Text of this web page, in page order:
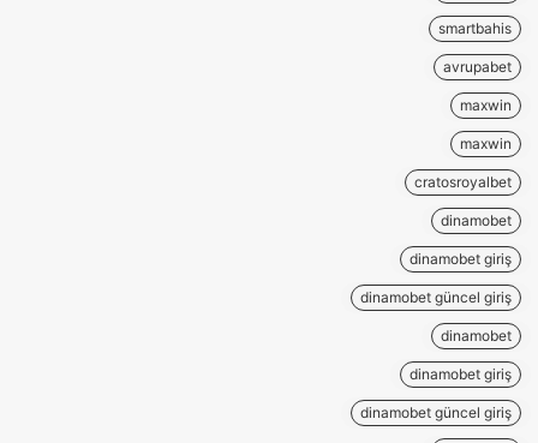
smartbahis
avrupabet
maxwin
maxwin
cratosroyalbet
dinamobet
dinamobet giriş
dinamobet güncel giriş
dinamobet
dinamobet giriş
dinamobet güncel giriş